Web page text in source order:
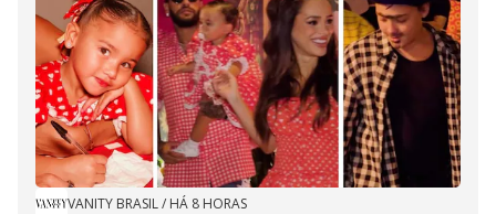
VANITY BRASIL/ HÁ 8 HORAS